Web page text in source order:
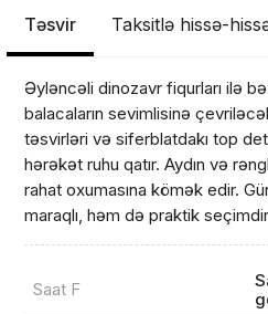
Təsvir Taksitlə hissə-
Əyləncəli dinozavr fiqurları ilə
balacaların sevimlisinə
təsvirləri və siferblatdakı top
hərəkət ruhu qatır. Aydın və
rahat oxumasına kömək edir.
maraqlı, həm də praktik
Saat F